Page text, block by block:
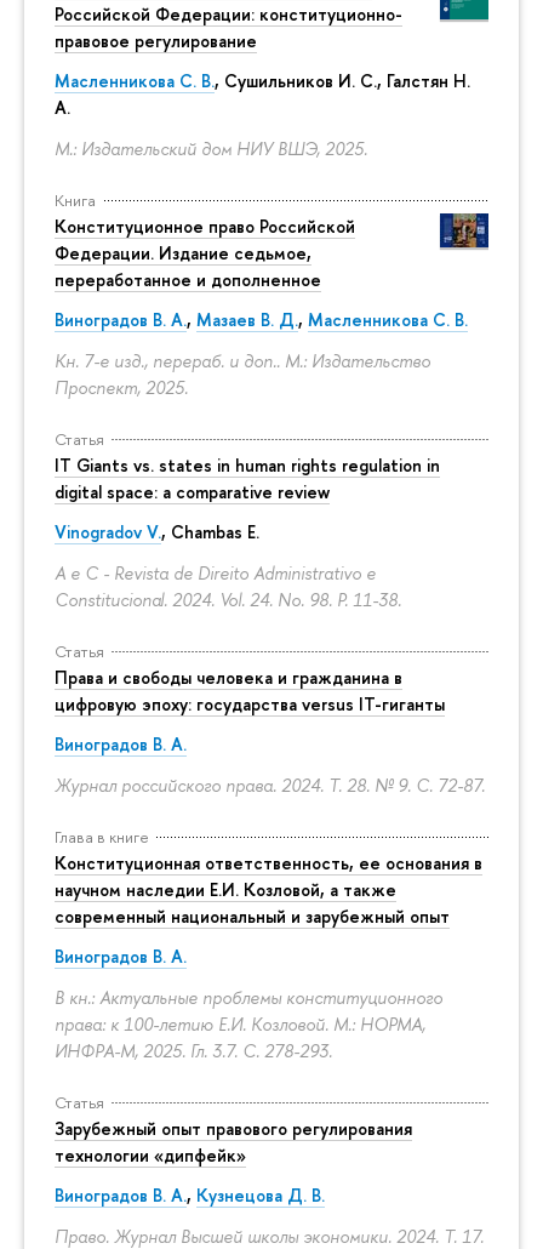
Российской Федерации: конституционно-
правовое регулирование
Масленникова С. В., Сушильников И. С., Галстян Н.
А.
М.: Издательский дом НИУ ВШЭ, 2025.
Книга
Конституционное право Российской
Федерации. Издание седьмое,
переработанное и дополненное
Виноградов В. А., Мазаев В. Д., Масленникова С. В.
Кн. 7-е изд., перераб. и доп.. М.: Издательство
Проспект, 2025.
Статья
IT Giants vs. states in human rights regulation in
digital space: a comparative review
Vinogradov V., Chambas E.
A e C - Revista de Direito Administrativo e
Constitucional. 2024. Vol. 24. No. 98. P. 11-38.
Статья
Права и свободы человека и гражданина в
цифровую эпоху: государства versus IT-гиганты
Виноградов В. А.
Журнал российского права. 2024. Т. 28. № 9. С. 72-87.
Глава в книге
Конституционная ответственность, ее основания в
научном наследии Е.И. Козловой, а также
современный национальный и зарубежный опыт
Виноградов В. А.
В кн.: Актуальные проблемы конституционного
права: к 100-летию Е.И. Козловой. М.: НОРМА,
ИНФРА-М, 2025. Гл. 3.7. С. 278-293.
Статья
Зарубежный опыт правового регулирования
технологии «дипфейк»
Виноградов В. А., Кузнецова Д. В.
Право. Журнал Высшей школы экономики. 2024. Т. 17.